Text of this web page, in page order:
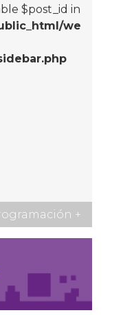
$post_id in
we
+